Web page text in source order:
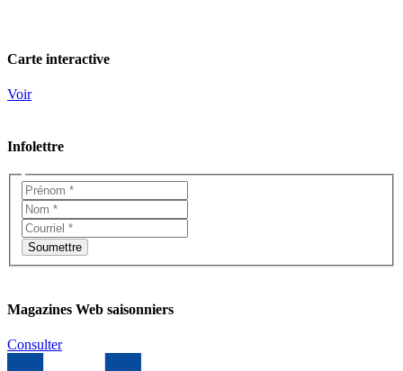
Carte interactive
Voir
Infolettre
Magazines Web saisonniers
Consulter